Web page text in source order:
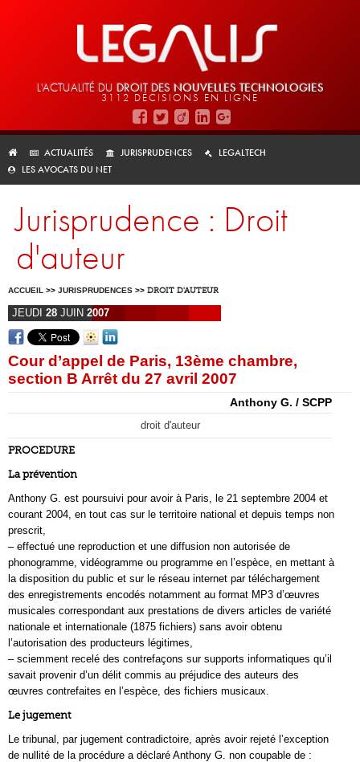
L'ACTUALITÉ DU DROIT DES NOUVELLES TECHNOLOGIES
3112 DÉCISIONS EN LIGNE
ACTUALITÉS JURISPRUDENCES
LEGALTECH
LES AVOCATS DU NET
Jurisprudence : Droit
d'auteur
ACCUEIL >> JURISPRUDENCES >> DROIT D'AUTEUR
JEUDI 28 JUIN 2007
Cour d’appel de Paris, 13ème chambre,
section B Arrêt du 27 avril 2007
Anthony G. / SCPP
droit d'auteur
PROCEDURE
La prévention
Anthony G. est poursuivi pour avoir à Paris, le 21 septembre 2004 et
courant 2004, en tout cas sur le territoire national et depuis temps non
prescrit,
– effectué une reproduction et une diffusion non autorisée de
phonogramme, vidéogramme ou programme en l’espèce, en mettant à
la disposition du public et sur le réseau internet par téléchargement
des enregistrements encodés notamment au format MP3 d’œuvres
musicales correspondant aux prestations de divers articles de variété
nationale et internationale (1875 fichiers) sans avoir obtenu
l’autorisation des producteurs légitimes,
– sciemment recelé des contrefaçons sur supports informatiques qu’il
savait provenir d’un délit commis au préjudice des auteurs des
œuvres contrefaites en l’espèce, des fichiers musicaux.
Le jugement
Le tribunal, par jugement contradictoire, après avoir rejeté l’exception
de nullité de la procédure a déclaré Anthony G. non coupable de :